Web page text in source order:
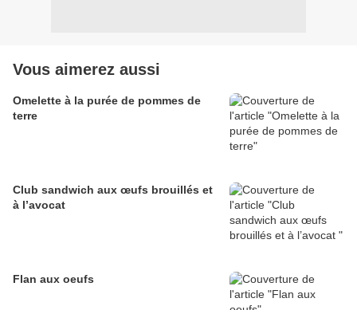
Vous aimerez aussi
Omelette à la purée de pommes de
terre
Club sandwich aux œufs brouillés et
à l’avocat
Flan aux oeufs